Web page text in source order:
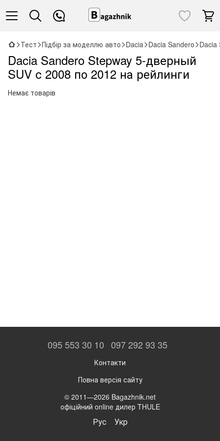
Тест Підбір за моделлю авто Dacia Dacia Sandero Dacia
Dacia Sandero Stepway 5-дверный
SUV с 2008 по 2012 на рейлинги
Немає товарів
095 553 30 10 097 292 93 35
Контакти
Повна версія сайту
© 2011—2026 Bagazhnik.net
офіційний online дилер THULE
Рус Укр